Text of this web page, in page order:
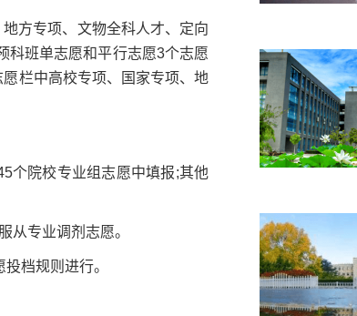
方专项、文物全科人才、定向
科班单志愿和平行志愿3个志愿
栏中高校专项、国家专项、地
院校专业组志愿中填报;其他
专业调剂志愿。
档规则进行。